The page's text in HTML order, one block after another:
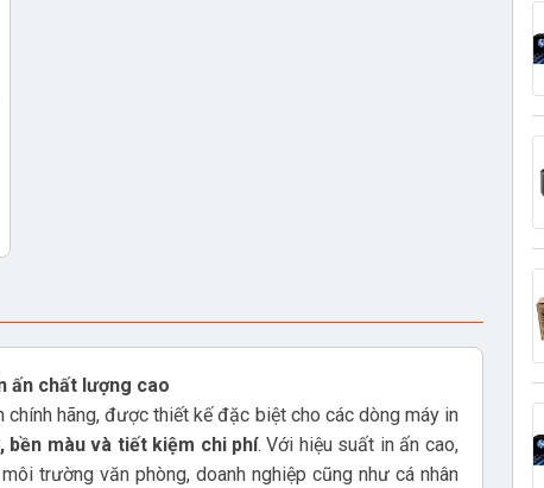
ấn chất lượng cao
hãng, được thiết kế đặc biệt cho các dòng máy in
bền màu và tiết kiệm chi phí. Với hiệu suất in ấn cao,
trường văn phòng, doanh nghiệp cũng như cá nhân